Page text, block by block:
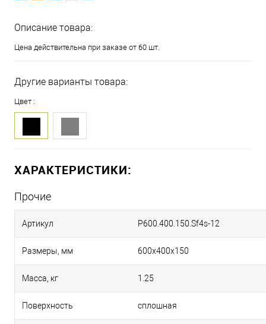
Описание товара:
Цена действительна при заказе от 60 шт.
Другие варианты товара:
Цвет :
ХАРАКТЕРИСТИКИ:
Прочие
Артикул P600.400.150.Sf4s-12
Размеры, мм 600х400х150
Масса, кг 1.25
Поверхность сплошная